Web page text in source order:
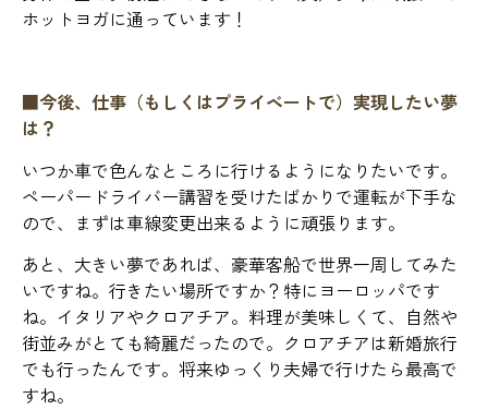
ホットヨガに通っています！
■今後、仕事（もしくはプライベートで）実現したい夢
は？
いつか車で色んなところに行けるようになりたいです。
ペーパードライバー講習を受けたばかりで運転が下手な
ので、まずは車線変更出来るように頑張ります。
あと、大きい夢であれば、豪華客船で世界一周してみた
いですね。行きたい場所ですか？特にヨーロッパです
ね。イタリアやクロアチア。料理が美味しくて、自然や
街並みがとても綺麗だったので。クロアチアは新婚旅行
でも行ったんです。将来ゆっくり夫婦で行けたら最高で
すね。